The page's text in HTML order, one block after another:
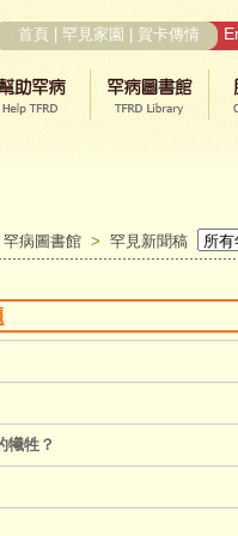
首頁 罕見家園 賀卡傳情
罕病圖書館 > 罕見新聞稿
犧牲？